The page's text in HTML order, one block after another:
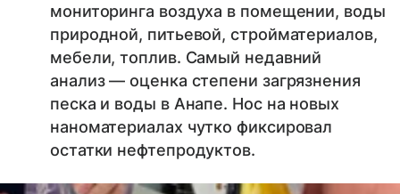
мониторинга воздуха в помещении, воды
природной, питьевой, стройматериалов,
мебели, топлив. Самый недавний
анализ — оценка степени загрязнения
песка и воды в Анапе. Нос на новых
наноматериалах чутко фиксировал
остатки нефтепродуктов.